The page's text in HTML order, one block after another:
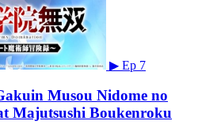
▶ Ep 7
Musou Nidome no
Majutsushi Boukenroku